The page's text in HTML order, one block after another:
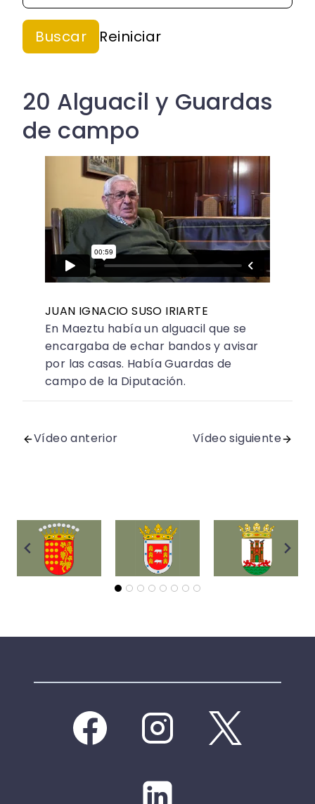
20 Alguacil y Guardas
de campo
JUAN IGNACIO SUSO IRIARTE
En Maeztu había un alguacil que se
encargaba de echar bandos y avisar
por las casas. Había Guardas de
campo de la Diputación.
Vídeo anterior Vídeo siguiente